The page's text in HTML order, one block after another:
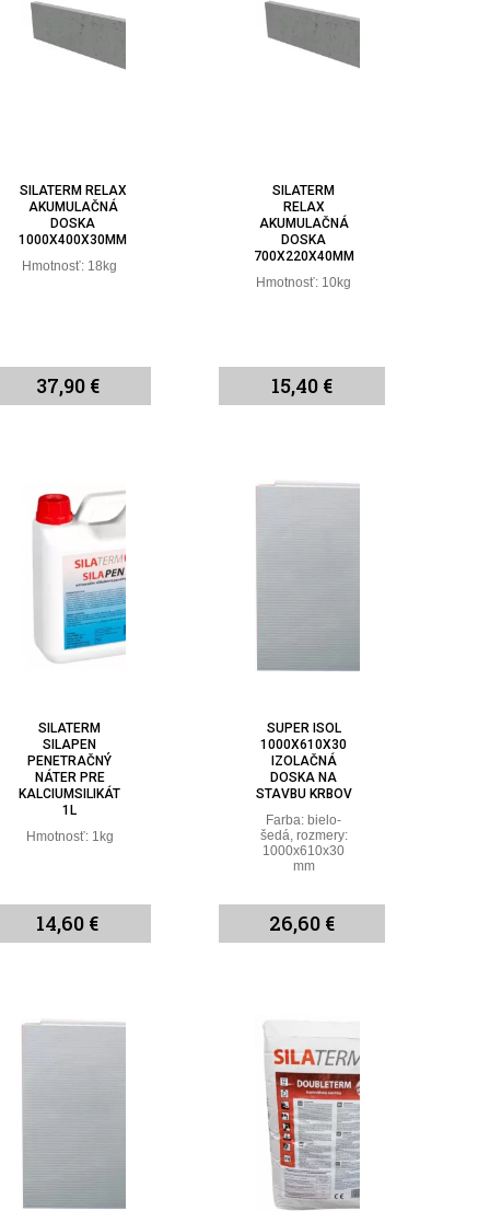
SILATERM RELAX
AKUMULAČNÁ
DOSKA
1000X400X30MM
Hmotnosť: 18kg
37,90 €
SILATERM
RELAX
AKUMULAČNÁ
DOSKA
700X220X40MM
Hmotnosť: 10kg
15,40 €
SILATERM
SILAPEN
PENETRAČNÝ
NÁTER PRE
KALCIUMSILIKÁT
1L
Hmotnosť: 1kg
14,60 €
SUPER ISOL
1000X610X30
IZOLAČNÁ
DOSKA NA
STAVBU KRBOV
Farba: bielo-
šedá, rozmery:
1000x610x30
mm
26,60 €